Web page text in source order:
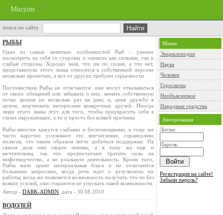
Murzim
поиск по сайту
РЫБЫ
Одна из самых занятных особенностей Рыб - умение
посмотреть на себя со стороны и оценить как сильные, так и
слабые стороны. Хорошо зная, что им по силам, а что нет,
представители этого знака относятся к собственной персоне
несколько иронично, а вот от других требуют серьезности.
Постоянством Рыбы не отличаются: они могут отказываться
от своих обещаний или забывать о них, менять собственную
точку зрения по несколько раз на дню, и, ценя дружбу в
целом, жертвовать интересами конкретных друзей. Иногда
люди этого знака лгут для того, чтобы приукрасить себя в
глазах окружающих, а то и просто без всякой причины.
Рыбы многим кажутся слабыми и беспомощными, к тому же
часто нарочно усиливают это впечатление, справедливо
полагая, что таким образом легче добиться поддержки. На
самом деле они скорее ленивы, а к тому же еще и
мечтательны, так что предпочитают тратить силы на
мифотворчество, а не реальную деятельность. Кроме того,
Рыбы мало ценят материальные блага и не отличаются
большими запросами, когда речь идет о результатах их
работы; когда же появляется возможность получить что-то без
всяких усилий, они стараются не упускать такой возможности.
Автор - DARK-ADMIN , дата - 30.08.2010
ВОДОЛЕЙ
Меню
Энциклопедии
Наука
Человек
Гороскопы
Необъяснимое
Народные средства
Авторизация
Логин:
Пароль:
Регистрация на сайте!
Забыли пароль?